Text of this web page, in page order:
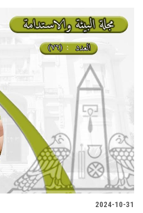
2024-10-31